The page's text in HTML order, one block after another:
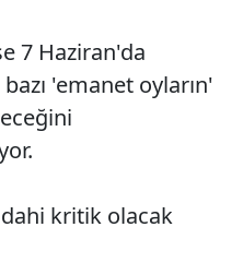
7 Haziran'da
'emanet oyların'
dahi kritik olacak